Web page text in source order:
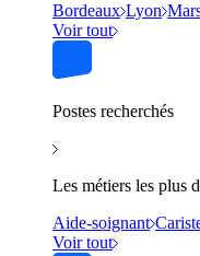
Bordeaux Lyon
Voir tout
Postes recherchés
Les métiers les plus
Aide-soignant
Voir tout